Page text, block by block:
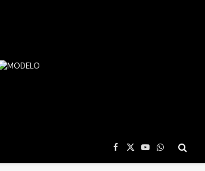
Facebook
X
(Twitter)
YouTube
WhatsApp